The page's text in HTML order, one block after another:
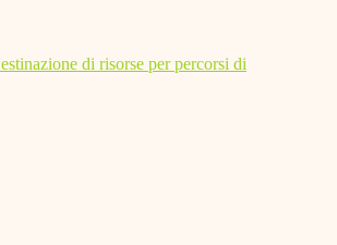
di risorse per percorsi di